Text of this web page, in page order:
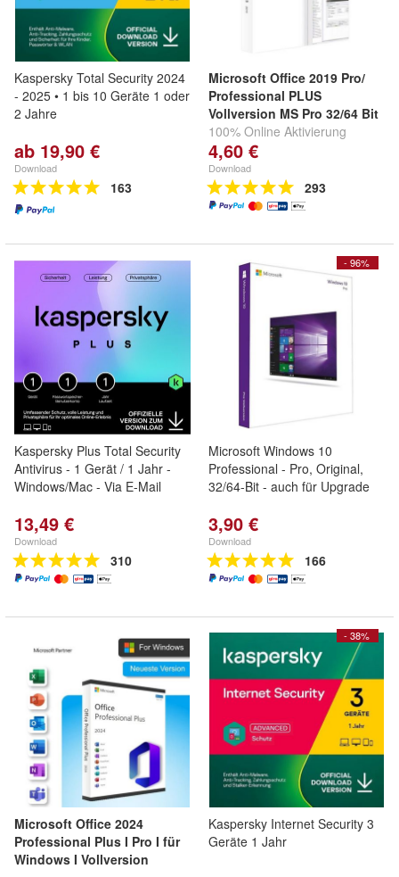
Kaspersky Total Security 2024
- 2025 • 1 bis 10 Geräte 1 oder
2 Jahre
ab 19,90 €
Download
163
Microsoft Office 2019 Pro/
Professional PLUS
Vollversion MS Pro 32/64 Bit
100% Online Aktivierung
4,60 €
Download
293
Kaspersky Plus Total Security
Antivirus - 1 Gerät / 1 Jahr -
Windows/Mac - Via E-Mail
13,49 €
Download
310
- 96%
Microsoft Windows 10
Professional - Pro, Original,
32/64-Bit - auch für Upgrade
3,90 €
Download
166
Microsoft Office 2024
Professional Plus I Pro I für
Windows I Vollversion
- 38%
Kaspersky Internet Security 3
Geräte 1 Jahr